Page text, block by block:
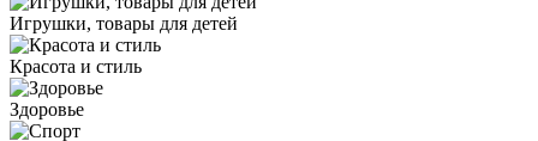
Игрушки, товары для детей
Красота и стиль
Здоровье